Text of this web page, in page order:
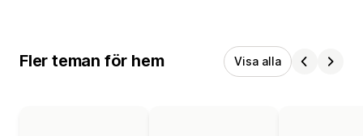
Fler teman för hem Visa alla